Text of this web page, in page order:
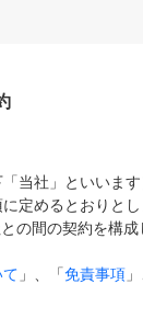
当社」といいま
定めるとおりと
の間の契約を構成
」、「免責事項